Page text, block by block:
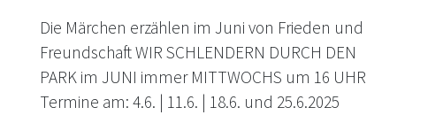
Die Märchen erzählen im Juni von Frieden und
Freundschaft WIR SCHLENDERN DURCH DEN
PARK im JUNI immer MITTWOCHS um 16 UHR
Termine am: 4.6. | 11.6. | 18.6. und 25.6.2025